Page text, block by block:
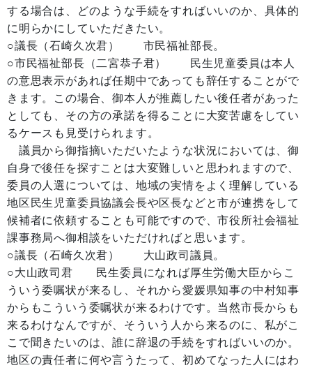
する場合は、どのような手続をすればいいのか、具体的
に明らかにしていただきたい。
○議長（石崎久次君） 市民福祉部長。
○市民福祉部長（二宮恭子君） 民生児童委員は本人
の意思表示があれば任期中であっても辞任することがで
きます。この場合、御本人が推薦したい後任者があった
としても、その方の承諾を得ることに大変苦慮をしてい
るケースも見受けられます。
議員から御指摘いただいたような状況においては、御
自身で後任を探すことは大変難しいと思われますので、
委員の人選については、地域の実情をよく理解している
地区民生児童委員協議会長や区長などと市が連携をして
候補者に依頼することも可能ですので、市役所社会福祉
課事務局へ御相談をいただければと思います。
○議長（石崎久次君） 大山政司議員。
○大山政司君 民生委員になれば厚生労働大臣からこ
ういう委嘱状が来るし、それから愛媛県知事の中村知事
からもこういう委嘱状が来るわけです。当然市長からも
来るわけなんですが、そういう人から来るのに、私がこ
こで聞きたいのは、誰に辞退の手続をすればいいのか。
地区の責任者に何や言うたって、初めてなった人にはわ